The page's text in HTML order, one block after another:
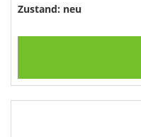
Zustand: neu